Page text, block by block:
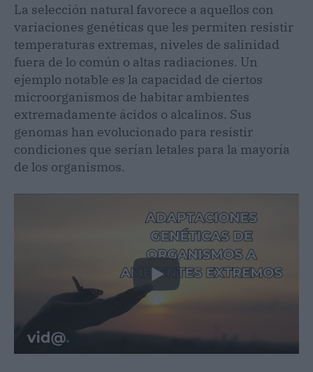
La selección natural favorece a aquellos con
variaciones genéticas que les permiten resistir
temperaturas extremas, niveles de salinidad
fuera de lo común o altas radiaciones. Un
ejemplo notable es la capacidad de ciertos
microorganismos de habitar ambientes
extremadamente ácidos o alcalinos. Sus
genomas han evolucionado para resistir
condiciones que serían letales para la mayoría
de los organismos.